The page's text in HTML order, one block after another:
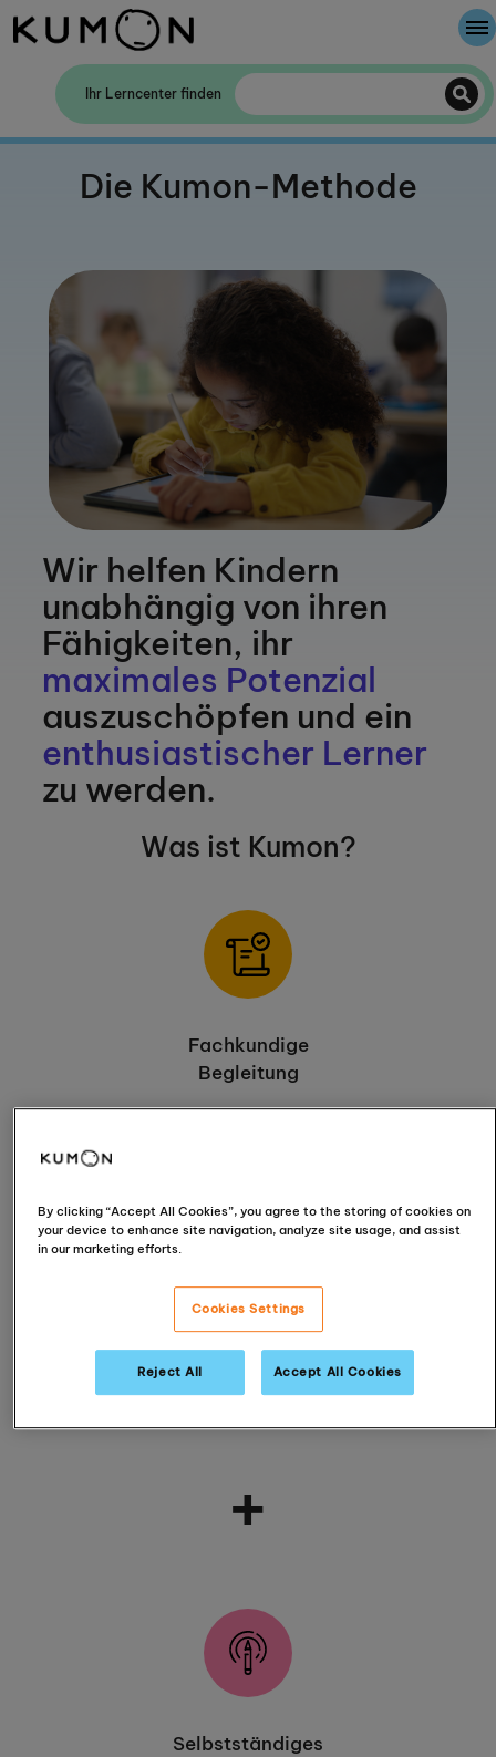
Ihr Lerncenter finden
Die Kumon-Methode
Wir helfen Kindern
unabhängig von ihren
Fähigkeiten, ihr
maximales Potenzial
auszuschöpfen und ein
enthusiastischer Lerner
zu werden.
Was ist Kumon?
Fachkundige
Begleitung
+
Selbstständiges
Willkommen bei Kumon
Die Kumon-Methode
Die Geschichte von Kumon
By clicking “Accept All Cookies”, you agree to the storing of cookies on
your device to enhance site navigation, analyze site usage, and assist
in our marketing efforts.
Cookies Settings
Reject All Accept All Cookies